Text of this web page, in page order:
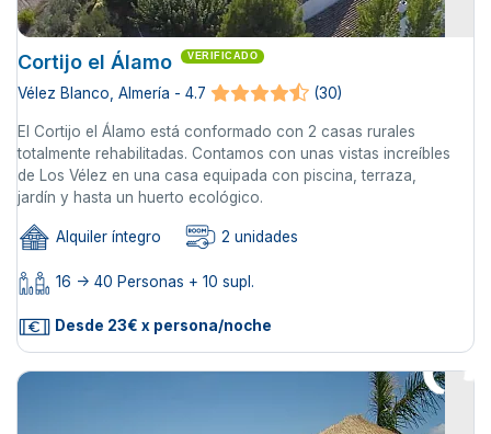
Cortijo el Álamo VERIFICADO
Vélez Blanco, Almería - 4.7 (30)
El Cortijo el Álamo está conformado con 2 casas rurales
totalmente rehabilitadas. Contamos con unas vistas increíbles
de Los Vélez en una casa equipada con piscina, terraza,
jardín y hasta un huerto ecológico.
Alquiler íntegro 2 unidades
16 -> 40 Personas + 10 supl.
Desde 23€ x persona/noche